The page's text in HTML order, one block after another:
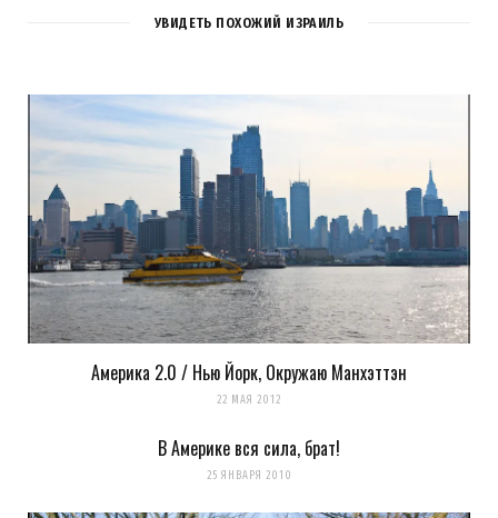
Сохранить моё имя, email и адрес сайта в этом браузере для
Уведомить меня о новых комментариях по email.
УВИДЕТЬ ПОХОЖИЙ ИЗРАИЛЬ
Америка 2.0 / Нью Йорк, Окружаю Манхэттэн
22 МАЯ 2012
В Америке вся сила, брат!
25 ЯНВАРЯ 2010